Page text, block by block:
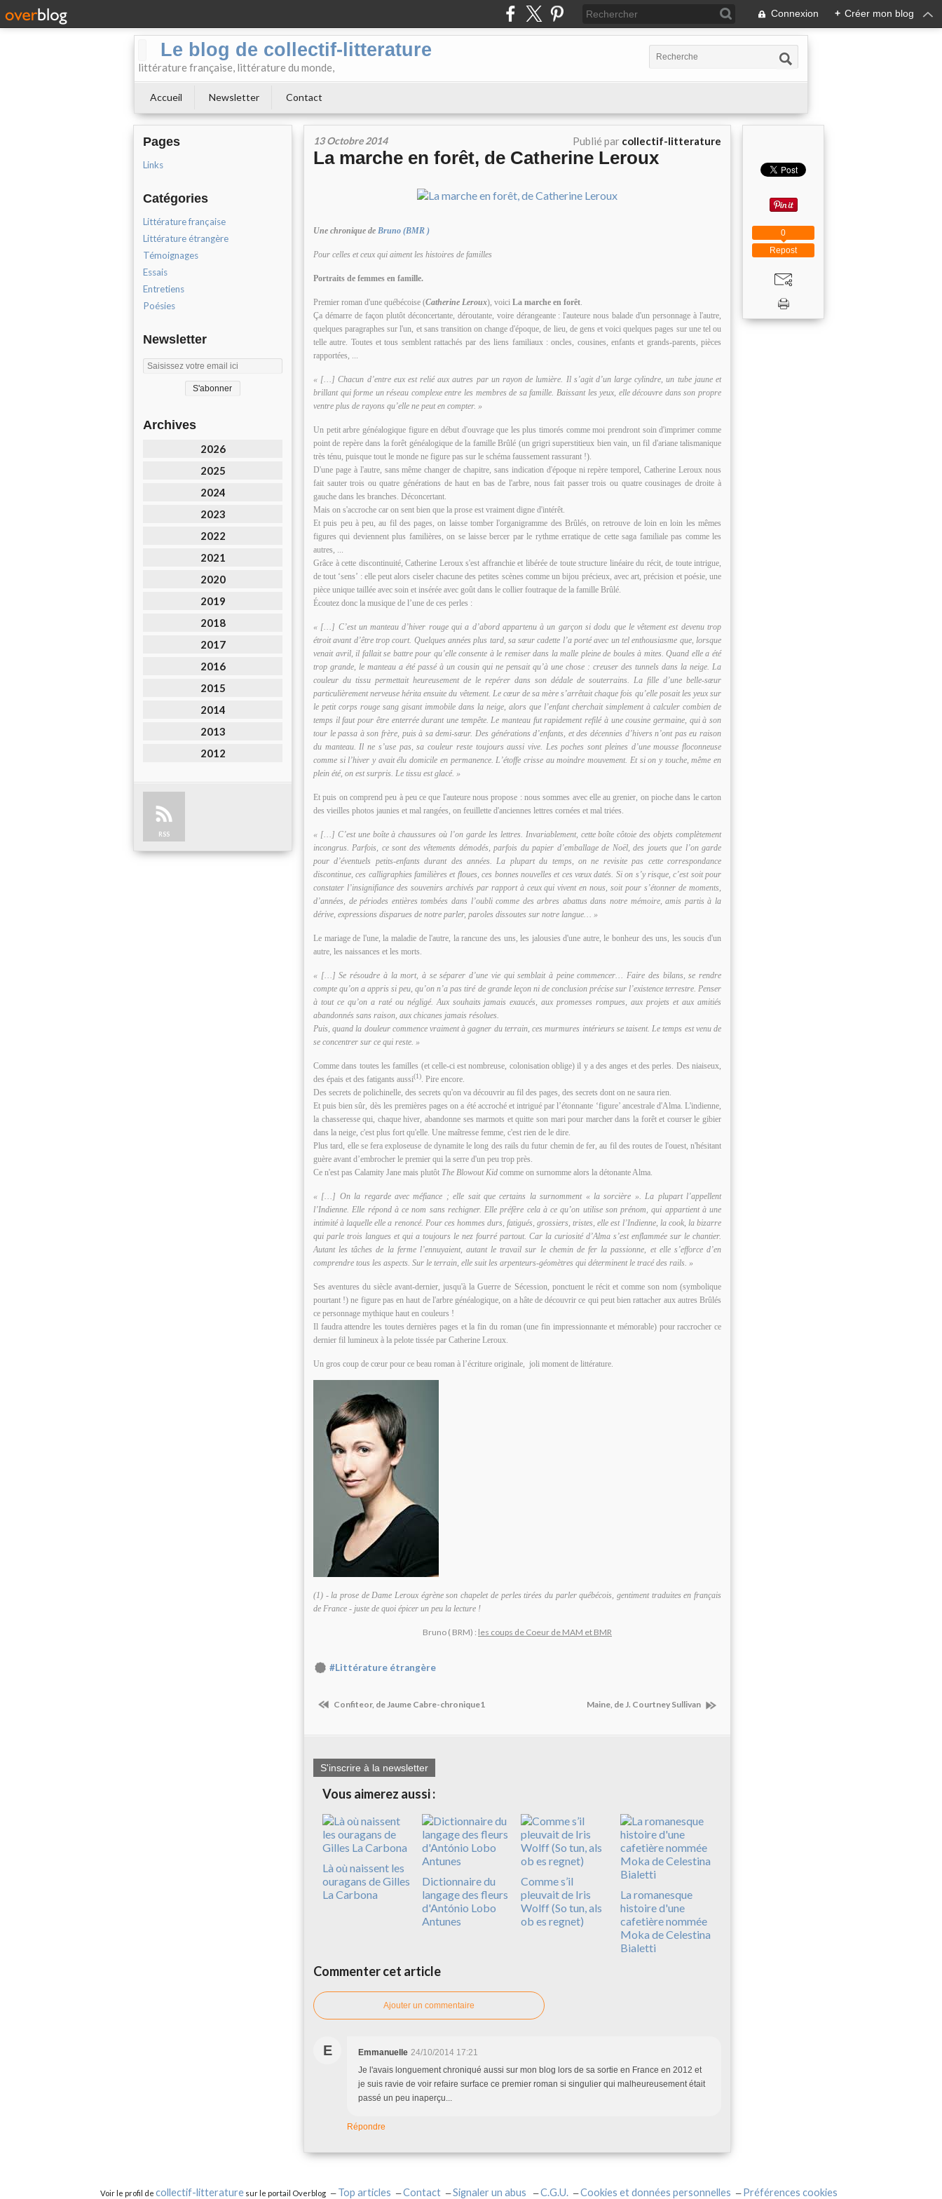
Connexion + Créer mon blog
Le blog de collectif-litterature
littérature française, littérature du monde,
Accueil Newsletter Contact
Pages
Links
Catégories
Littérature française
Littérature étrangère
Témoignages
Essais
Entretiens
Poésies
Newsletter
Archives
2026
2025
2024
2023
2022
2021
2020
2019
2018
2017
2016
2015
2014
2013
2012
RSS
13 Octobre 2014 Publié par collectif-litterature
La marche en forêt, de Catherine Leroux
Une chronique de Bruno (BMR )
Pour celles et ceux qui aiment les histoires de familles
Portraits de femmes en famille.
Premier roman d'une québécoise (Catherine Leroux), voici La marche en forêt.
Ça démarre de façon plutôt déconcertante, déroutante, voire dérangeante : l'auteure nous balade d'un personnage à l'autre,
quelques paragraphes sur l'un, et sans transition on change d'époque, de lieu, de gens et voici quelques pages sur une tel ou
telle autre. Toutes et tous semblent rattachés par des liens familiaux : oncles, cousines, enfants et grands-parents, pièces
rapportées, ...
« […] Chacun d’entre eux est relié aux autres par un rayon de lumière. Il s’agit d’un large cylindre, un tube jaune et
brillant qui forme un réseau complexe entre les membres de sa famille. Baissant les yeux, elle découvre dans son propre
ventre plus de rayons qu’elle ne peut en compter. »
Un petit arbre généalogique figure en début d'ouvrage que les plus timorés comme moi prendront soin d'imprimer comme
point de repère dans la forêt généalogique de la famille Brûlé (un grigri superstitieux bien vain, un fil d'ariane talismanique
très ténu, puisque tout le monde ne figure pas sur le schéma faussement rassurant !).
D'une page à l'autre, sans même changer de chapitre, sans indication d'époque ni repère temporel, Catherine Leroux nous
fait sauter trois ou quatre générations de haut en bas de l'arbre, nous fait passer trois ou quatre cousinages de droite à
gauche dans les branches. Déconcertant.
Mais on s'accroche car on sent bien que la prose est vraiment digne d'intérêt.
Et puis peu à peu, au fil des pages, on laisse tomber l'organigramme des Brûlés, on retrouve de loin en loin les mêmes
figures qui deviennent plus familières, on se laisse bercer par le rythme erratique de cette saga familiale pas comme les
autres, ...
Grâce à cette discontinuité, Catherine Leroux s'est affranchie et libérée de toute structure linéaire du récit, de toute intrigue,
de tout ‘sens’ : elle peut alors ciseler chacune des petites scènes comme un bijou précieux, avec art, précision et poésie, une
pièce unique taillée avec soin et insérée avec goût dans le collier foutraque de la famille Brûlé.
Écoutez donc la musique de l’une de ces perles :
« […] C’est un manteau d’hiver rouge qui a d’abord appartenu à un garçon si dodu que le vêtement est devenu trop
étroit avant d’être trop court. Quelques années plus tard, sa sœur cadette l’a porté avec un tel enthousiasme que, lorsque
venait avril, il fallait se battre pour qu’elle consente à le remiser dans la malle pleine de boules à mites. Quand elle a été
trop grande, le manteau a été passé à un cousin qui ne pensait qu’à une chose : creuser des tunnels dans la neige. La
couleur du tissu permettait heureusement de le repérer dans son dédale de souterrains. La fille d’une belle-sœur
particulièrement nerveuse hérita ensuite du vêtement. Le cœur de sa mère s’arrêtait chaque fois qu’elle posait les yeux sur
le petit corps rouge sang gisant immobile dans la neige, alors que l’enfant cherchait simplement à calculer combien de
temps il faut pour être enterrée durant une tempête. Le manteau fut rapidement refilé à une cousine germaine, qui à son
tour le passa à son frère, puis à sa demi-sœur. Des générations d’enfants, et des décennies d’hivers n’ont pas eu raison
du manteau. Il ne s’use pas, sa couleur reste toujours aussi vive. Les poches sont pleines d’une mousse floconneuse
comme si l’hiver y avait élu domicile en permanence. L’étoffe crisse au moindre mouvement. Et si on y touche, même en
plein été, on est surpris. Le tissu est glacé. »
Et puis on comprend peu à peu ce que l'auteure nous propose : nous sommes avec elle au grenier, on pioche dans le carton
des vieilles photos jaunies et mal rangées, on feuillette d'anciennes lettres cornées et mal triées.
« […] C’est une boîte à chaussures où l’on garde les lettres. Invariablement, cette boîte côtoie des objets complètement
incongrus. Parfois, ce sont des vêtements démodés, parfois du papier d’emballage de Noël, des jouets que l’on garde
pour d’éventuels petits-enfants durant des années. La plupart du temps, on ne revisite pas cette correspondance
discontinue, ces calligraphies familières et floues, ces bonnes nouvelles et ces vœux datés. Si on s’y risque, c’est soit pour
constater l’insignifiance des souvenirs archivés par rapport à ceux qui vivent en nous, soit pour s’étonner de moments,
d’années, de périodes entières tombées dans l’oubli comme des arbres abattus dans notre mémoire, amis partis à la
dérive, expressions disparues de notre parler, paroles dissoutes sur notre langue… »
Le mariage de l'une, la maladie de l'autre, la rancune des uns, les jalousies d'une autre, le bonheur des uns, les soucis d'un
autre, les naissances et les morts.
« […] Se résoudre à la mort, à se séparer d’une vie qui semblait à peine commencer… Faire des bilans, se rendre
compte qu’on a appris si peu, qu’on n’a pas tiré de grande leçon ni de conclusion précise sur l’existence terrestre. Penser
à tout ce qu’on a raté ou négligé. Aux souhaits jamais exaucés, aux promesses rompues, aux projets et aux amitiés
abandonnés sans raison, aux chicanes jamais résolues.
Puis, quand la douleur commence vraiment à gagner du terrain, ces murmures intérieurs se taisent. Le temps est venu de
se concentrer sur ce qui reste. »
Comme dans toutes les familles (et celle-ci est nombreuse, colonisation oblige) il y a des anges et des perles. Des niaiseux,
des épais et des fatigants aussi(1). Pire encore.
Des secrets de polichinelle, des secrets qu'on va découvrir au fil des pages, des secrets dont on ne saura rien.
Et puis bien sûr, dès les premières pages on a été accroché et intrigué par l’étonnante ‘figure’ ancestrale d'Alma. L'indienne,
la chasseresse qui, chaque hiver, abandonne ses marmots et quitte son mari pour marcher dans la forêt et courser le gibier
dans la neige, c'est plus fort qu'elle. Une maîtresse femme, c'est rien de le dire.
Plus tard, elle se fera exploseuse de dynamite le long des rails du futur chemin de fer, au fil des routes de l'ouest, n'hésitant
guère avant d’embrocher le premier qui la serre d'un peu trop près.
Ce n'est pas Calamity Jane mais plutôt The Blowout Kid comme on surnomme alors la détonante Alma.
« […] On la regarde avec méfiance ; elle sait que certains la surnomment « la sorcière ». La plupart l’appellent
l’Indienne. Elle répond à ce nom sans rechigner. Elle préfère cela à ce qu’on utilise son prénom, qui appartient à une
intimité à laquelle elle a renoncé. Pour ces hommes durs, fatigués, grossiers, tristes, elle est l’Indienne, la cook, la bizarre
qui parle trois langues et qui a toujours le nez fourré partout. Car la curiosité d’Alma s’est enflammée sur le chantier.
Autant les tâches de la ferme l’ennuyaient, autant le travail sur le chemin de fer la passionne, et elle s’efforce d’en
comprendre tous les aspects. Sur le terrain, elle suit les arpenteurs-géomètres qui déterminent le tracé des rails. »
Ses aventures du siècle avant-dernier, jusqu'à la Guerre de Sécession, ponctuent le récit et comme son nom (symbolique
pourtant !) ne figure pas en haut de l'arbre généalogique, on a hâte de découvrir ce qui peut bien rattacher aux autres Brûlés
ce personnage mythique haut en couleurs !
Il faudra attendre les toutes dernières pages et la fin du roman (une fin impressionnante et mémorable) pour raccrocher ce
dernier fil lumineux à la pelote tissée par Catherine Leroux.
Un gros coup de cœur pour ce beau roman à l’écriture originale, joli moment de littérature.
(1) - la prose de Dame Leroux égrène son chapelet de perles tirées du parler québécois, gentiment traduites en français
de France - juste de quoi épicer un peu la lecture !
Bruno ( BRM) : les coups de Coeur de MAM et BMR
#Littérature étrangère
Confiteor, de Jaume Cabre-chronique1 Maine, de J. Courtney Sullivan
S'inscrire à la newsletter
Vous aimerez aussi :
Là où naissent les
ouragans de Gilles
La Carbona
Dictionnaire du
langage des fleurs
d'António Lobo
Antunes
Comme s’il
pleuvait de Iris
Wolff (So tun, als
ob es regnet)
La romanesque
histoire d'une
cafetière nommée
Moka de Celestina
Bialetti
Commenter cet article
Ajouter un commentaire
E Emmanuelle 24/10/2014 17:21
Je l'avais longuement chroniqué aussi sur mon blog lors de sa sortie en France en 2012 et
je suis ravie de voir refaire surface ce premier roman si singulier qui malheureusement était
passé un peu inaperçu...
Répondre
Repost
0
Voir le profil de collectif-litterature sur le portail Overblog Top articles Contact Signaler un abus C.G.U. Cookies et données personnelles Préférences cookies